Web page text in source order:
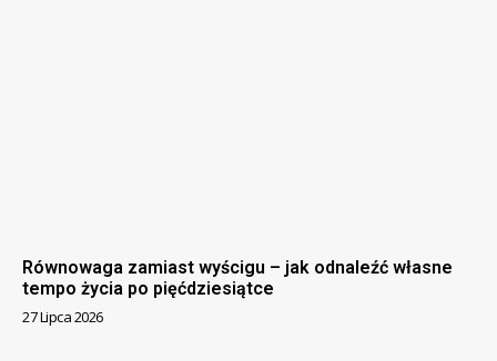
Równowaga zamiast wyścigu – jak odnaleźć własne
tempo życia po pięćdziesiątce
27 Lipca 2026